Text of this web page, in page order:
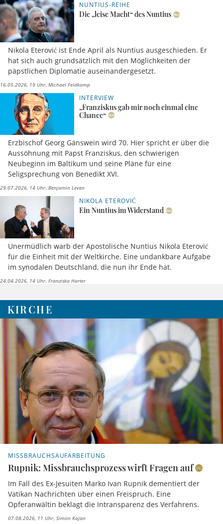
NUNTIUS-REIHE
Die „leise Macht“ des Nuntius
Nikola Eterović ist Ende April als Nuntius ausgeschieden. Er
hat sich auch grundsätzlich mit den Möglichkeiten der
päpstlichen Diplomatie auseinandergesetzt.
16.05.2026, 19 Uhr Michael Feldkamp
INTERVIEW
„Franziskus gab mir noch einmal eine
Chance“
Erzbischof Georg Gänswein wird 70. Hier spricht er über die
Aussöhnung mit Papst Franziskus, den schwierigen
Neubeginn im Baltikum und seine Pläne für eine
Seligsprechung von Benedikt XVI.
29.07.2026, 14 Uhr Benjamin Leven
NIKOLA ETEROVIĆ
Ein Nuntius im Widerstand
Unermüdlich warb der Apostolische Nuntius Nikola Eterović
für die Einheit mit der Weltkirche. Eine undankbare Aufgabe
im synodalen Deutschland, die nun ihr Ende hat.
24.04.2026, 14 Uhr Franziska Harter
KIRCHE
MISSBRAUCHSAUFARBEITUNG
Rupnik: Missbrauchsprozess wirft Fragen auf
Im Fall des Ex-Jesuiten Marko Ivan Rupnik dementiert der
Vatikan Nachrichten über einen Freispruch. Eine
Opferanwältin beklagt die Intransparenz des Verfahrens.
07.08.2026, 11 Uhr Simon Kajan